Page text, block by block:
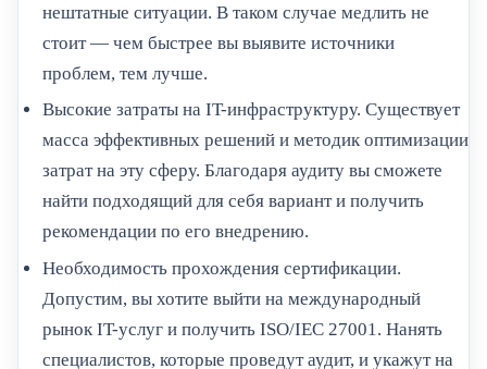
нештатные ситуации. В таком случае медлить не
стоит — чем быстрее вы выявите источники
проблем, тем лучше.
Высокие затраты на IT-инфраструктуру. Существует
масса эффективных решений и методик оптимизации
затрат на эту сферу. Благодаря аудиту вы сможете
найти подходящий для себя вариант и получить
рекомендации по его внедрению.
Необходимость прохождения сертификации.
Допустим, вы хотите выйти на международный
рынок IT-услуг и получить ISO/IEC 27001. Нанять
специалистов, которые проведут аудит, и укажут на